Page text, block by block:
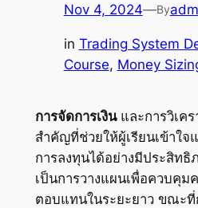
Nov 4, 2024—By
in Trading System
Course, Money
การจัดการเงินและการวิเคร
สำคัญที่ช่วยให้ผู้เรียนเข้าใจ
การลงทุนได้อย่างมีประสิทธิ
เป็นการวางแผนเพื่อควบคุม
ตอบแทนในระยะยาว ขณะที่